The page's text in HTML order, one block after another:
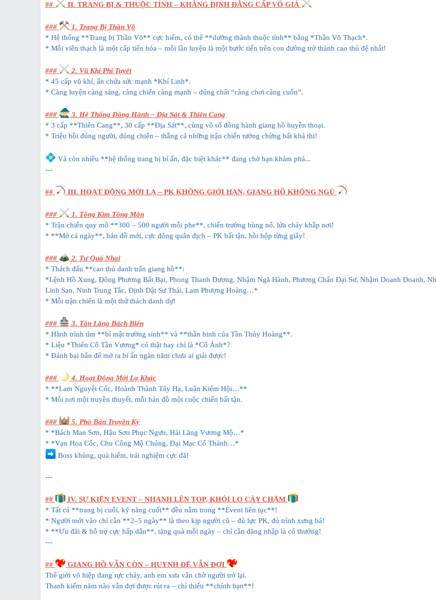
## II. TRANG BỊ & THUỘC TÍNH – KHẲNG ĐỊNH ĐẲNG CẤP VÕ GIẢ
###
1. Trang Bị Thần Võ
* Hệ thống **Trang bị Thần Võ** cực hiếm, có thể **dưỡng thành thuộc tính** bằng *Thần Võ Thạch*.
* Mỗi viên thạch là một cấp tiến hóa – mỗi lần luyện là một bước tiến trên con đường trở thành cao thủ đệ nhất!
###
2. Vũ Khí Phi Tuyết
* 45 cấp vũ khí, ẩn chứa sức mạnh *Khí Linh*.
* Càng luyện càng sáng, càng chiến càng mạnh – đúng chất “càng chơi càng cuốn”.
###
3. Hệ Thống Đồng Hành – Địa Sát & Thiên Cang
* 3 cấp **Thiên Cang**, 30 cấp **Địa Sát**, cùng vô số đồng hành giang hồ huyền thoại.
* Triệu hồi đúng người, đúng chiến – thắng cả những trận chiến tưởng chừng bất khả thi!
Và còn nhiều **hệ thống trang bị bí ẩn, đặc biệt khác** đang chờ bạn khám phá...
---
## III. HOẠT ĐỘNG MỚI LẠ – PK KHÔNG GIỚI HẠN, GIANG HỒ KHÔNG NGỦ
###
1. Tống Kim Tông Môn
* Trận chiến quy mô **300 – 500 người mỗi phe**, chiến trường bùng nổ, lửa cháy khắp nơi!
* **Mở cả ngày**, bản đồ mới, cực đông quân địch – PK bất tận, hồi hộp từng giây!
###
2. Tư Quá Nhai
* Thách đấu **cao thủ danh trấn giang hồ**:
*Lệnh Hồ Xung, Đông Phương Bất Bại, Phong Thanh Dương, Nhậm Ngã Hành, Phương Chấn Đại Sư, Nhậm Doanh Doanh,
Linh San, Ninh Trung Tắc, Định Dật Sư Thái, Lam Phượng Hoàng…*
* Mỗi trận chiến là một thử thách danh dự!
###
3. Tần Lăng Bách Biến
* Hành trình tìm **bí mật trường sinh** và **thần binh của Tần Thủy Hoàng**.
* Liệu *Thiên Cổ Tần Vương* có thật hay chỉ là *Cô Ảnh*?
* Đánh bại hắn để mở ra bí ẩn ngàn năm chưa ai giải được!
###
4. Hoạt Động Mới Lạ Khác
* **Lam Nguyệt Cốc, Hoành Thành Tây Hạ, Luận Kiếm Hội…**
* Mỗi nơi một truyền thuyết, mỗi bản đồ một cuộc chiến bất tận.
###
5. Phó Bản Truyền Kỳ
* *Bách Man Sơn, Hậu Sơn Phục Ngưu, Hải Lăng Vương Mộ…*
* *Vạn Hoa Cốc, Chu Công Mộ Chủng, Đại Mạc Cổ Thành…*
Boss khủng, quà hiếm, trải nghiệm cực đã!
---
##
IV. SỰ KIỆN EVENT – NHANH LÊN TOP, KHỎI LO CÀY CHẬM
* Tất cả **trang bị cuối, kỹ năng cuối** đều nằm trong **Event liên tục**!
* Người mới vào chỉ cần **2–5 ngày** là theo kịp người cũ – đủ lực PK, đủ trình xưng bá!
* **Ưu đãi & hỗ trợ cực hấp dẫn**, tặng quà mỗi ngày – chỉ cần đăng nhập là có thưởng!
---
##
GIANG HỒ VẪN CÒN – HUYNH ĐỆ VẪN ĐỢI
Thế giới võ hiệp đang rực cháy, anh em xưa vẫn chờ người trở lại.
Thanh kiếm năm nào vẫn đợi được rút ra – chỉ thiếu **chính bạn**!